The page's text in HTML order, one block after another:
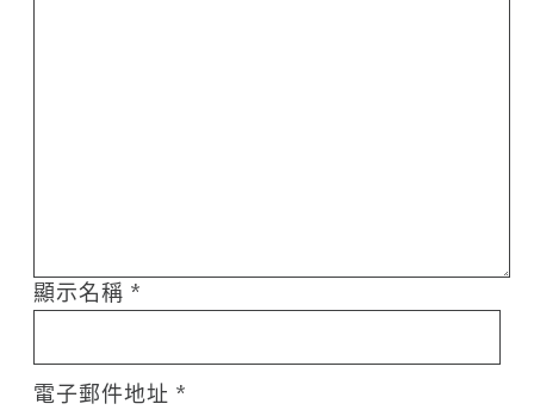
顯示名稱 *
電子郵件地址 *